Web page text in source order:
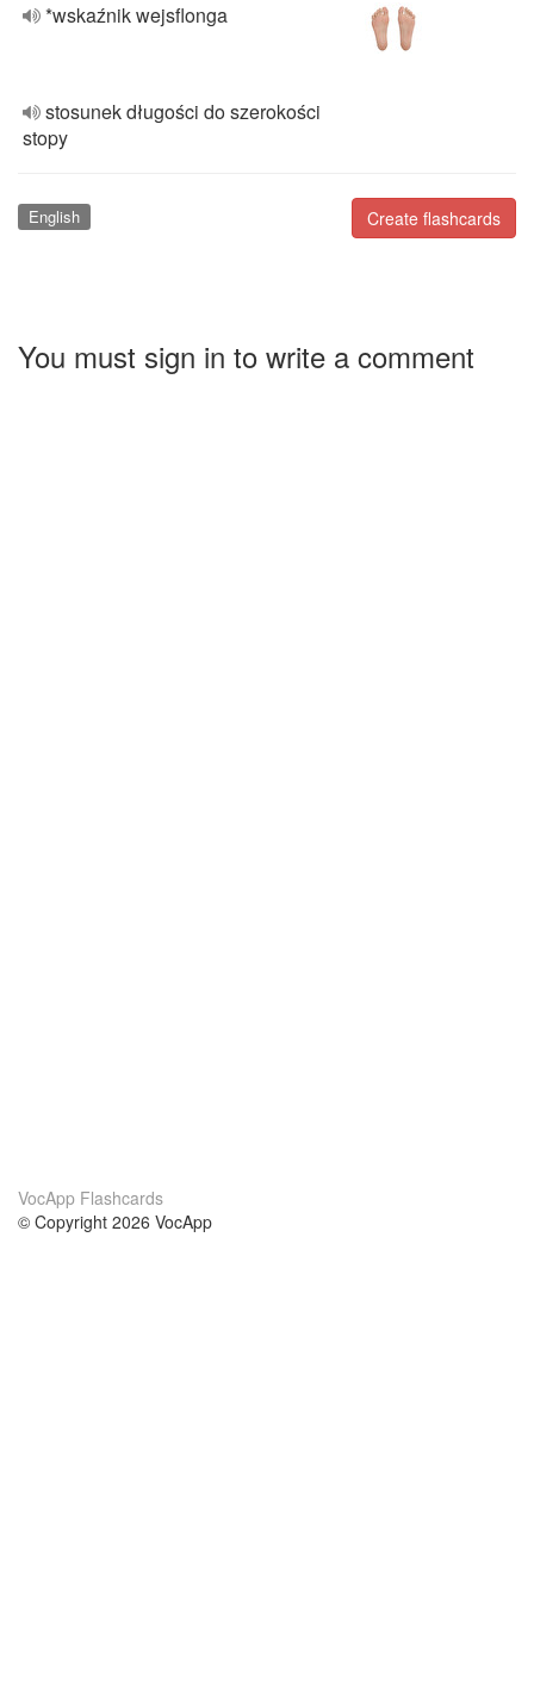
*wskaźnik wejsflonga
stosunek długości do szerokości
stopy
Create flashcards
English
You must sign in to write a comment
VocApp Flashcards
© Copyright 2026 VocApp